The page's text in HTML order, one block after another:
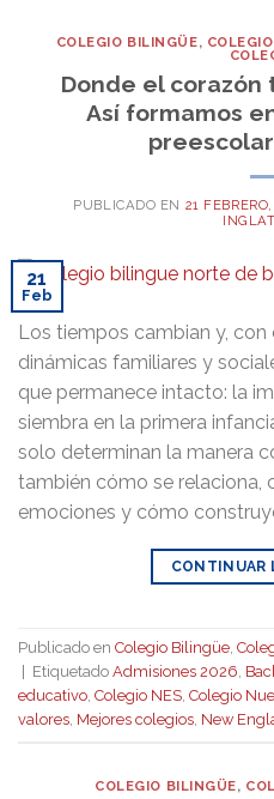
COLEGIO BILINGÜE,
Donde el
Así formamos
preescolar
PUBLICADO EN 21
21
Feb
Los tiempos cambian y, con
dinámicas familiares y
que permanece intacto: la
siembra en la primera
solo determinan la manera
también cómo se relaciona,
emociones y cómo
CONTINUAR
Publicado en Colegio Bilingüe,
Etiquetado Admisiones 2026,
educativo, Colegio NES, Colegio
valores, Mejores colegios, New
COLEGIO BILINGÜE,